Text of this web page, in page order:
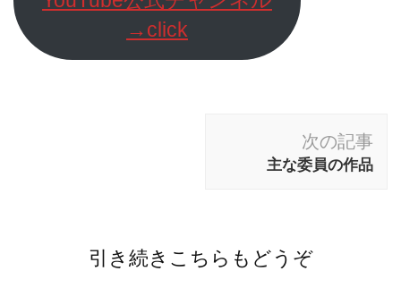
→click
次の記事
主な委員の作品
引き続きこちらもどうぞ